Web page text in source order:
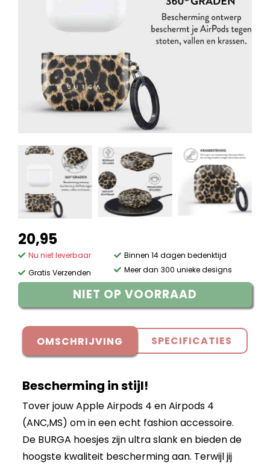
20,95
Nu niet leverbaar
Gratis Verzenden
Binnen 14 dagen bedenktijd
Meer dan 300 unieke designs
NIET OP VOORRAAD
OMSCHRIJVING SPECIFICATIES
Bescherming in stijl!
Tover jouw Apple Airpods 4 en Airpods 4
(ANC,MS) om in een echt fashion accessoire.
De BURGA hoesjes zijn ultra slank en bieden de
hoogste kwaliteit bescherming aan. Terwijl jij